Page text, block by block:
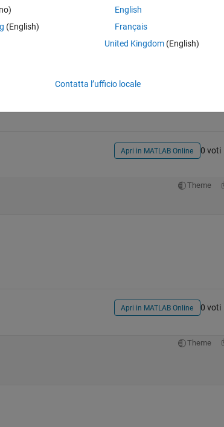
Condividi
Apri in MATLAB Online 0 voti
Theme
Apri in MATLAB Online 0 voti
Theme
(English)
English
Français
United Kingdom(English)
Contatta l’ufficio locale